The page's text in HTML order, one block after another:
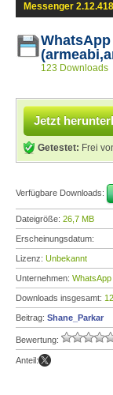
Messenger
123 Downloads
Jetzt
Getestet: Frei
Verfügbare Downloads:
Dateigröße: 26,7 MB
Erscheinungsdatum:
Lizenz: Unbekannt
Unternehmen: WhatsApp
Downloads insgesamt:
Beitrag: Shane_Parkar
Bewertung:
Anteil: